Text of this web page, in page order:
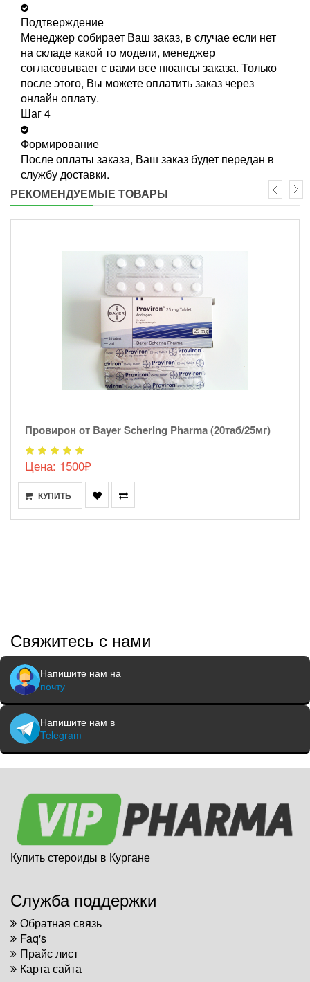
Подтверждение
Менеджер собирает Ваш заказ, в случае если нет
на складе какой то модели, менеджер
согласовывает с вами все нюансы заказа. Только
после этого, Вы можете оплатить заказ через
онлайн оплату.
Шаг 4
Формирование
После оплаты заказа, Ваш заказ будет передан в
службу доставки.
РЕКОМЕНДУЕМЫЕ ТОВАРЫ
Провирон от Bayer Schering Pharma (20таб/25мг)
Цена: 1500₽
КУПИТЬ
Свяжитесь с нами
Напишите нам на
почту
Напишите нам в
Telegram
Купить стероиды в Кургане
Служба поддержки
Обратная связь
Faq's
Прайс лист
Карта сайта